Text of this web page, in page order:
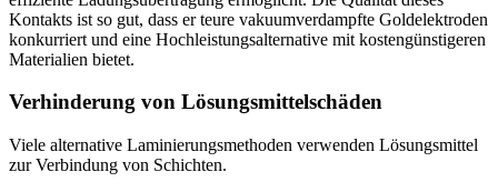
Kontakts ist so gut, dass er teure vakuumverdampfte Goldelektroden
konkurriert und eine Hochleistungsalternative mit kostengünstigeren
Materialien bietet.
Verhinderung von Lösungsmittelschäden
Viele alternative Laminierungsmethoden verwenden Lösungsmittel
zur Verbindung von Schichten.